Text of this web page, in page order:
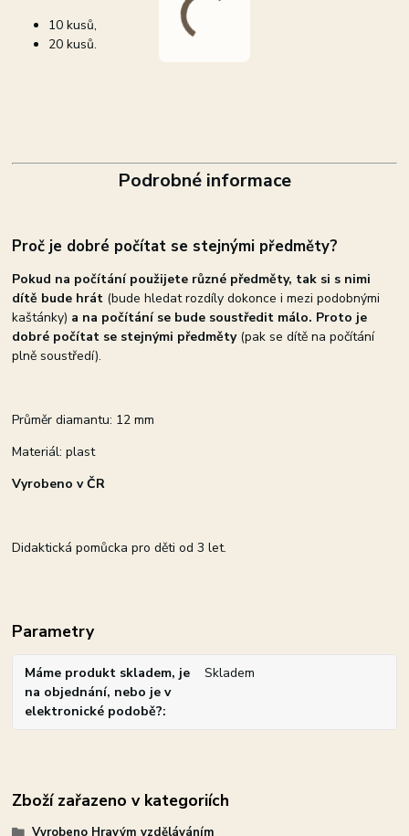
10 kusů,
20 kusů.
Podrobné informace
Proč je dobré počítat se stejnými předměty?
Pokud na počítání použijete různé předměty, tak si s nimi
dítě bude hrát (bude hledat rozdíly dokonce i mezi podobnými
kaštánky) a na počítání se bude soustředit málo. Proto je
dobré počítat se stejnými předměty (pak se dítě na počítání
plně soustředí).
Průměr diamantu: 12 mm
Materiál: plast
Vyrobeno v ČR
Didaktická pomůcka pro děti od 3 let.
Parametry
Máme produkt skladem, je
na objednání, nebo je v
elektronické podobě?
Skladem
Zboží zařazeno v kategoriích
Vyrobeno Hravým vzděláváním